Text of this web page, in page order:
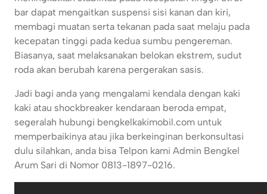
bar dapat mengaitkan suspensi sisi kanan dan kiri,
membagi muatan serta tekanan pada saat melaju pada
kecepatan tinggi pada kedua sumbu pengereman.
Biasanya, saat melaksanakan belokan ekstrem, sudut
roda akan berubah karena pergerakan sasis.
Jadi bagi anda yang mengalami kendala dengan kaki
kaki atau shockbreaker kendaraan beroda empat,
segeralah hubungi bengkelkakimobil.com untuk
memperbaikinya atau jika berkeinginan berkonsultasi
dulu silahkan, anda bisa Telpon kami Admin Bengkel
Arum Sari di Nomor 0813-1897-0216.